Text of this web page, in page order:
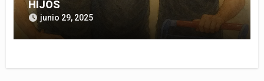
HIJOS
junio 29, 2025